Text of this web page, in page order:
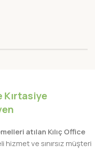
Kırtasiye
atılan Kılıç Office
ve sınırsız müşteri